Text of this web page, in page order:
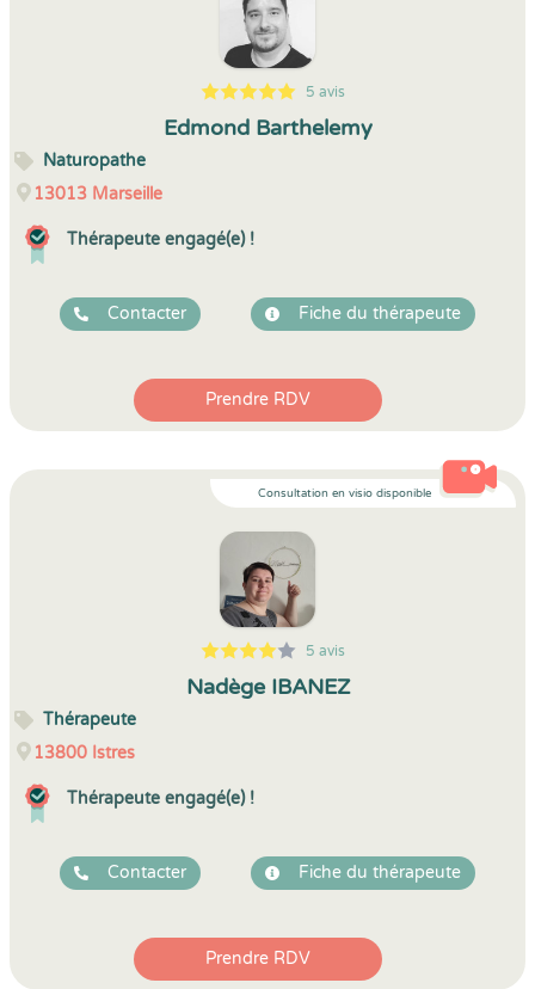
5
1
5
5 5 avis
Edmond Barthelemy
Naturopathe
13013 Marseille
Thérapeute engagé(e) !
Contacter Fiche du thérapeute
Prendre RDV
Consultation en visio disponible
5
1
4
5 5 avis
Nadège IBANEZ
Thérapeute
13800 Istres
Thérapeute engagé(e) !
Contacter Fiche du thérapeute
Prendre RDV